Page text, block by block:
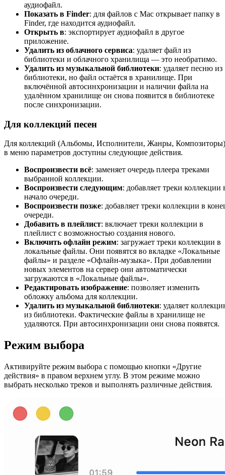
аудиофайл.
Показать в Finder: для файлов с Mac открывает папку в
Finder, где находится аудиофайл.
Открыть в: экспортирует аудиофайл в другое
приложение.
Удалить из облачного сервиса: удаляет файл из
библиотеки и облачного хранилища — это необратимо.
Удалить из музыкальной библиотеки: удаляет песню из
библиотеки, но файл остаётся в хранилище. При
включённой автосинхронизации и наличии файла на
удалённом хранилище он снова появится в библиотеке
после синхронизации.
Для коллекций песен
Для коллекций (Альбомы, Исполнители, Жанры, Композиторы)
в меню параметров доступны следующие действия.
Воспроизвести всё: заменяет очередь плеера треками
выбранной коллекции.
Воспроизвести следующим: добавляет треки коллекции
начало очереди.
Воспроизвести позже: добавляет треки коллекции в
очереди.
Добавить в плейлист: включает треки коллекции в
плейлист с возможностью создания нового.
Включить офлайн режим: загружает треки коллекции в
локальные файлы. Они появятся во вкладке «Локальные
файлы» и разделе «Офлайн-музыка». При добавлении
новых элементов на сервер они автоматически
загружаются в «Локальные файлы».
Редактировать изображение: позволяет изменить
обложку альбома для коллекции.
Удалить из музыкальной библиотеки: удаляет
из библиотеки. Фактические файлы в хранилище не
удаляются. При автосинхронизации они снова появятся.
Режим выбора
Активируйте режим выбора с помощью кнопки «Другие
действия» в правом верхнем углу. В этом режиме можно
выбрать несколько треков и выполнять различные действия.